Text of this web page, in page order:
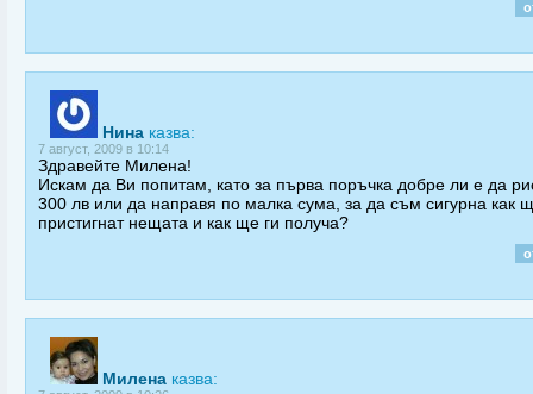
Нина казва:
7 август, 2009 в 10:14
Здравейте Милена!
Искам да Ви попитам, като за първа поръчка добре ли е да
300 лв или да направя по малка сума, за да съм сигурна как
пристигнат нещата и как ще ги получа?
Милена казва: